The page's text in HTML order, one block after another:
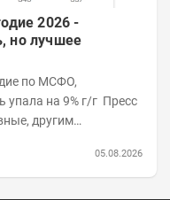
2026 -
но лучшее
по МСФО,
на 9% г/г Пресс
другим
05.08.2026